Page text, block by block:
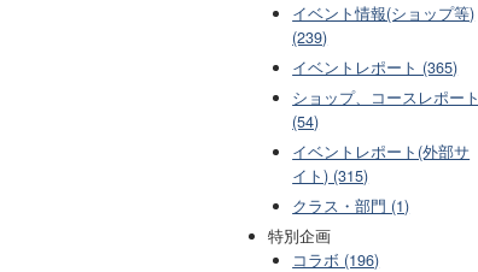
イベント情報(ショップ等)
(239)
イベントレポート (365)
ショップ、コースレポート
(54)
イベントレポート(外部サ
イト) (315)
クラス・部門 (1)
特別企画
コラボ (196)